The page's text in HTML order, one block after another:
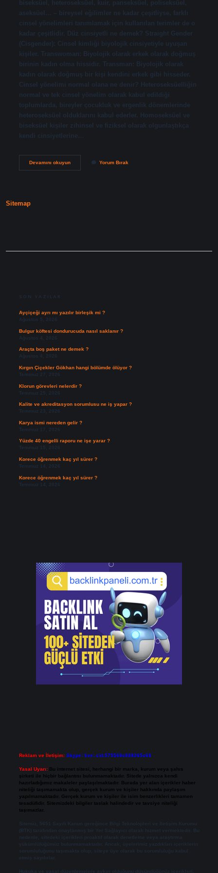
biseksüel, heteroseksüel, kuir, panseksüel, poliseksüel,
aseksüel… – bireysel eğilimler ne kadar çeşitliyse, farklı
cinsel yönelimleri tanımlamak için kullanılan terimler de o
kadar çeşitlidir. Düz cinsiyetli ne demek? Straight Gender
(Cisgender): Cinsel kimliği biyolojik cinsiyetiyle uyuşan
kişiler. Transwoman: Biyolojik olarak erkek olarak doğmuş
birinin kadın olma hissidir. Transman: Biyolojik olarak
kadın olarak doğmuş bir kişi kendini erkek gibi hisseder.
Cinsel yönelimi normal olana ne denir? Heteroseksüelliğin
normal ve tek cinsel yönelim olarak kabul edildiği
toplumlarda, bireyler çocukluk ve ergenlik dönemlerinde
heteroseksüel olduklarını kabul ederler. Homoseksüel ve
biseksüel kişiler zihinsel ve fiziksel olarak olgunlaştıkça
kendi cinsiyetlerine…
Devamını okuyunDüz
Yorum Bırak
Sitemap
SON YAZILAR
Ayçiçeği ayrı mı yazılır birleşik mi ?
Ağustos 5, 2026
Bulgur köftesi dondurucuda nasıl saklanır ?
Ağustos 4, 2026
Araçta boş paket ne demek ?
Ağustos 4, 2026
Kırgın Çiçekler Gökhan hangi bölümde ölüyor ?
Temmuz 27, 2026
Klorun görevleri nelerdir ?
Temmuz 25, 2026
Kalite ve akreditasyon sorumlusu ne iş yapar ?
Temmuz 23, 2026
Karya ismi nereden gelir ?
Temmuz 17, 2026
Yüzde 40 engelli raporu ne işe yarar ?
Temmuz 15, 2026
Korece öğrenmek kaç yıl sürer ?
Temmuz 14, 2026
Korece öğrenmek kaç yıl sürer ?
Temmuz 14, 2026
Reklam ve İletişim: Skype: live:.cid.575569c608265c69
Yasal Uyarı: Bu internet sitesi, herhangi bir marka, kurum veya şahıs
şirketi ile hiçbir bağlantısı bulunmamaktadır. Sitede yalnızca kendi
hazırladığımız makaleler paylaşılmaktadır. Burada yer alan içerikler haber
niteliği taşımamakta olup, gerçek kurum ve kişiler hakkında paylaşım
yapılmamaktadır. Gerçek kurum ve kişiler ile isim benzerlikleri tamamen
tesadüfidir. Sitemizdeki bilgiler taslak halindedir ve tavsiye niteliği
taşımazlar.
Sitemiz, 5651 Sayılı Kanun gereğince Bilgi Teknolojileri ve İletişim Kurumu
(BTK) tarafından onaylanmış bir Yer Sağlayıcı olarak hizmet vermektedir. Bu
nedenle, sitedeki içerikleri proaktif olarak denetleme veya araştırma
yükümlülüğümüz bulunmamaktadır. Ancak, üyelerimiz yazdıkları içeriklerin
sorumluluğunu taşımakta olup, siteye üye olarak bu sorumluluğu kabul
etmiş sayılırlar.
Hukuka ve yasal düzenlemelere aykırı olduğunu düşündüğünüz içerikleri,